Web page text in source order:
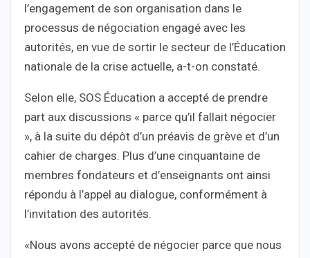
l’engagement de son organisation dans le
processus de négociation engagé avec les
autorités, en vue de sortir le secteur de l’Éducation
nationale de la crise actuelle, a-t-on constaté.
Selon elle, SOS Éducation a accepté de prendre
part aux discussions « parce qu’il fallait négocier
», à la suite du dépôt d’un préavis de grève et d’un
cahier de charges. Plus d’une cinquantaine de
membres fondateurs et d’enseignants ont ainsi
répondu à l’appel au dialogue, conformément à
l’invitation des autorités.
«Nous avons accepté de négocier parce que nous